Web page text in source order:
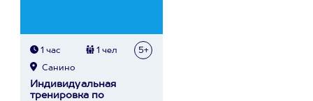
1 час 1 чел 5+
Санино
Индивидуальная
тренировка по